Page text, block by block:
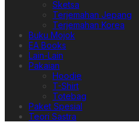
Sketsa
Terjemahan Jepang
Terjemahan Korea
Buku Mojok
EA Books
Lain-Lain
Pakaian
Hoodie
T-Shirt
Totebag
Paket Spesial
Teori Sastra